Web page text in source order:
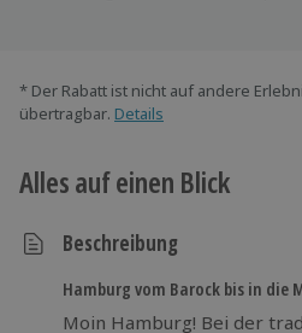
* Der Rabatt ist nicht auf andere
übertragbar. Details
Alles auf einen Blick
Beschreibung
Hamburg vom Barock bis in die
Moin Hamburg! Bei der